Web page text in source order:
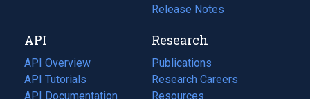
tab)
new
tab)
Release Notes
API
API Overview
API Tutorials
API Documentation
(opens
Research
Publications
(opens
in
a
Research Careers
(opens
in
Resources
(opens